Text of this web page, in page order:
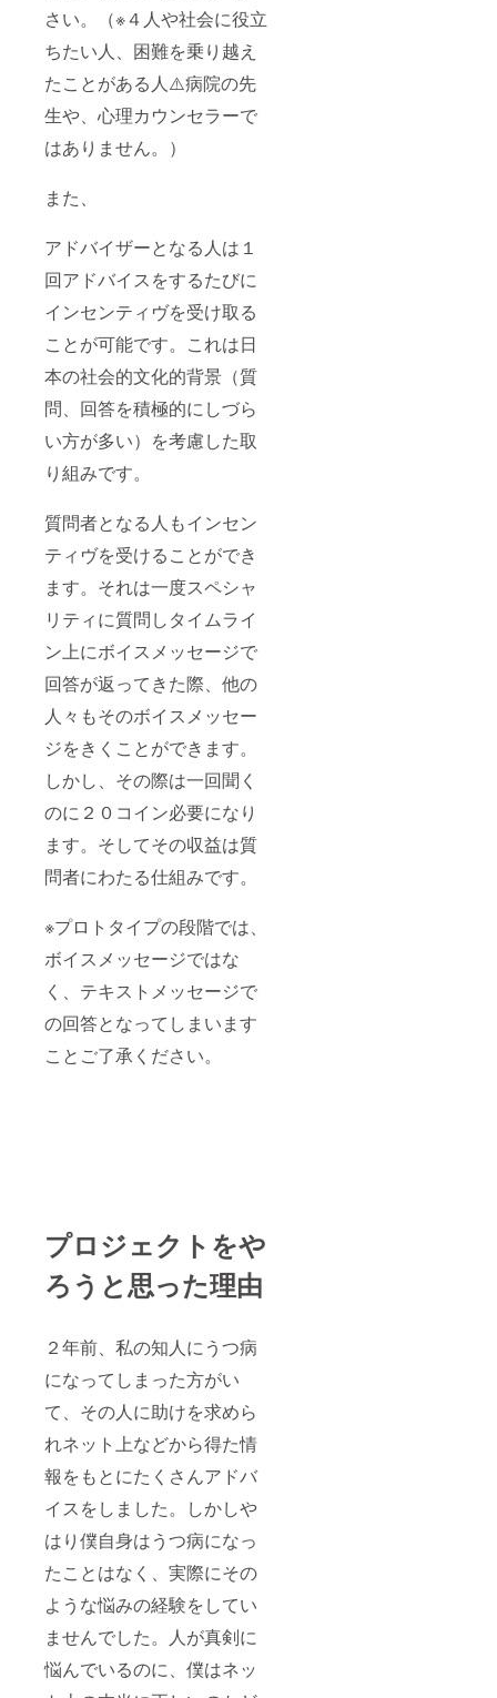
さい。（※４人や社会に役立
ちたい人、困難を乗り越え
たことがある人⚠️病院の先
生や、心理カウンセラーで
はありません。）
また、
アドバイザーとなる人は１
回アドバイスをするたびに
インセンティヴを受け取る
ことが可能です。これは日
本の社会的文化的背景（質
問、回答を積極的にしづら
い方が多い）を考慮した取
り組みです。
質問者となる人もインセン
ティヴを受けることができ
ます。それは一度スペシャ
リティに質問しタイムライ
ン上にボイスメッセージで
回答が返ってきた際、他の
人々もそのボイスメッセー
ジをきくことができます。
しかし、その際は一回聞く
のに２０コイン必要になり
ます。そしてその収益は質
問者にわたる仕組みです。
※プロトタイプの段階では、
ボイスメッセージではな
く、テキストメッセージで
の回答となってしまいます
ことご了承ください。
プロジェクトをや
ろうと思った理由
２年前、私の知人にうつ病
になってしまった方がい
て、その人に助けを求めら
れネット上などから得た情
報をもとにたくさんアドバ
イスをしました。しかしや
はり僕自身はうつ病になっ
たことはなく、実際にその
ような悩みの経験をしてい
ませんでした。人が真剣に
悩んでいるのに、僕はネッ